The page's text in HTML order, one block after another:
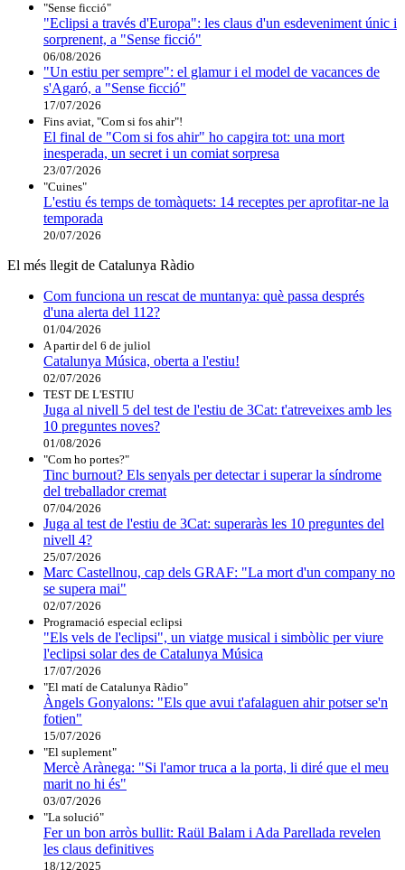
"Sense ficció"
"Eclipsi a través d'Europa": les claus d'un esdeveniment únic i
sorprenent, a "Sense ficció"
06/08/2026
"Un estiu per sempre": el glamur i el model de vacances de
s'Agaró, a "Sense ficció"
17/07/2026
Fins aviat, "Com si fos ahir"!
El final de "Com si fos ahir" ho capgira tot: una mort
inesperada, un secret i un comiat sorpresa
23/07/2026
"Cuines"
L'estiu és temps de tomàquets: 14 receptes per aprofitar-ne la
temporada
20/07/2026
El més llegit de Catalunya Ràdio
Com funciona un rescat de muntanya: què passa després
d'una alerta del 112?
01/04/2026
A partir del 6 de juliol
Catalunya Música, oberta a l'estiu!
02/07/2026
TEST DE L'ESTIU
Juga al nivell 5 del test de l'estiu de 3Cat: t'atreveixes amb les
10 preguntes noves?
01/08/2026
"Com ho portes?"
Tinc burnout? Els senyals per detectar i superar la síndrome
del treballador cremat
07/04/2026
Juga al test de l'estiu de 3Cat: superaràs les 10 preguntes del
nivell 4?
25/07/2026
Marc Castellnou, cap dels GRAF: "La mort d'un company no
se supera mai"
02/07/2026
Programació especial eclipsi
"Els vels de l'eclipsi", un viatge musical i simbòlic per viure
l'eclipsi solar des de Catalunya Música
17/07/2026
"El matí de Catalunya Ràdio"
Àngels Gonyalons: "Els que avui t'afalaguen ahir potser se'n
fotien"
15/07/2026
"El suplement"
Mercè Arànega: "Si l'amor truca a la porta, li diré que el meu
marit no hi és"
03/07/2026
"La solució"
Fer un bon arròs bullit: Raül Balam i Ada Parellada revelen
les claus definitives
18/12/2025